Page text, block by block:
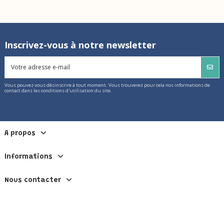
Inscrivez-vous à notre newsletter
Vous pouvez vous désinscrire à tout moment. Vous trouverez pour cela nos informations de
contact dans les conditions d'utilisation du site.
A propos
Informations
Nous contacter